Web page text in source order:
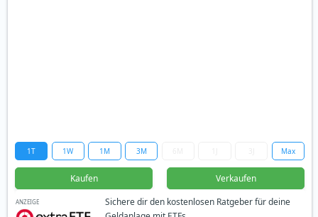
1T 1W 1M 3M Max
Kaufen Verkaufen
ANZEIGE
Sichere dir den kostenlosen Ratgeber für deine